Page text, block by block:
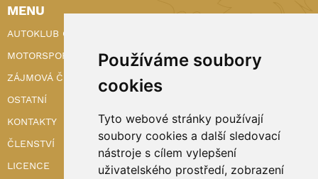
Používáme soubory
cookies
Tyto webové stránky používají
soubory cookies a další sledovací
nástroje s cílem vylepšení
uživatelského prostředí, zobrazení
MENU
AUTOKLUB ČR
MOTORSPORT
ZÁJMOVÁ ČINNOST
OSTATNÍ
KONTAKTY
ČLENSTVÍ
LICENCE